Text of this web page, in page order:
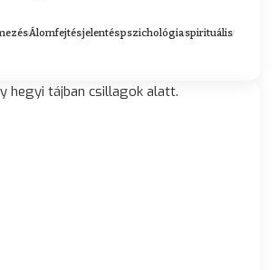
Álomfejtésjelentéspszichológiaspirituális